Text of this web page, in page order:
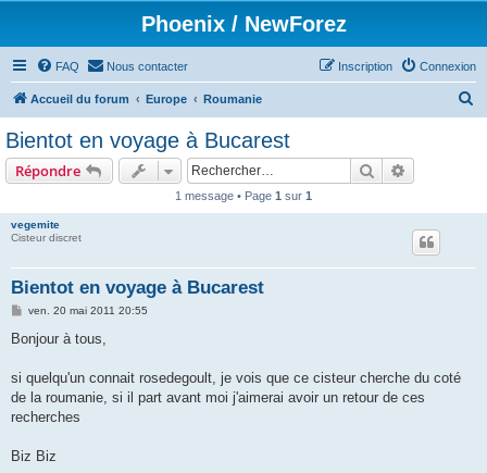
Phoenix / NewForez
FAQ Nous contacter Connexion
Inscription
Accueil du forum Europe Roumanie
Bientot en voyage à Bucarest
Répondre Rechercher
1 message • Page 1 sur 1
vegemite
Cisteur discret
Bientot en voyage à Bucarest
M
s
g
ven. 20 mai 2011 20:55
Bonjour à tous,
si quelqu'un connait rosedegoult, je vois que ce cisteur cherche du coté
de la roumanie, si il part avant moi j'aimerai avoir un retour de ces
recherches
Biz Biz